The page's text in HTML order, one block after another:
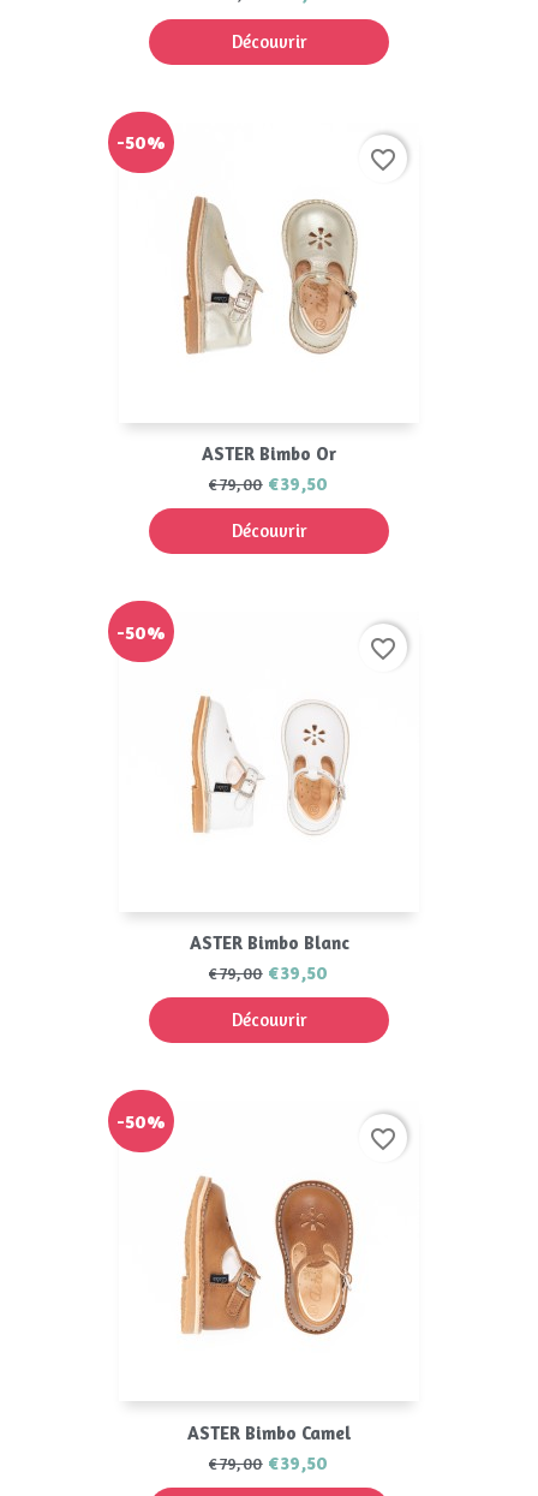
Découvrir
ASTER Bimbo Or
€79,00 €39,50
Découvrir
-50%
favorite_border
ASTER Bimbo Blanc
€79,00 €39,50
Découvrir
-50%
favorite_border
ASTER Bimbo Camel
€79,00 €39,50
-50%
favorite_border